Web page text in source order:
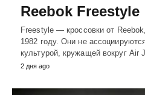
Reebok Freestyle
Freestyle — кроссовки от
1982 году. Они не
культурой, кружащей вокруг Air
2 дня ago